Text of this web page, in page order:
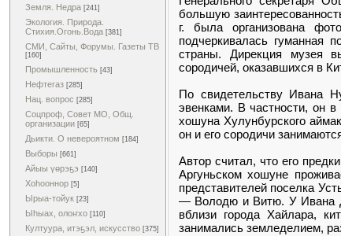
Земля. Недра [241]
Экология. Природа.
Стихия.Огонь.Вода [381]
СМИ, Сайты, Форумы. Газеты ТВ
[160]
Промышленность [43]
Нефтегаз [285]
Нац. вопрос [285]
Соцпроф, Совет МО, Общ.
организации [65]
Дьикти. О невероятном [184]
Выборы [661]
Айыы үөрэҕэ [140]
Хоһооннор [5]
Ырыа-тойук [23]
Ыһыах, олоҥхо [110]
Култуура, итэҕэл, искусство [375]
большую
г. была организована
подчеркивалась гуманная
страны. Дирекция музея
сородичей, оказавшихся в
По свидетельству Ивана
эвенками. В частности, он
хошуна Хулунбурского
он и его сородичи
Автор считал, что его
Аргуньском хошуне
представителей поселка
— Володю и Витю. У Ивана
вблизи города Хайлара,
занимались земледелием,